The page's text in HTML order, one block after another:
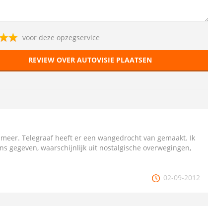
voor deze opzegservice
REVIEW OVER AUTOVISIE PLAATSEN
Telegraaf heeft er een wangedrocht van gemaakt. Ik
gegeven, waarschijnlijk uit nostalgische overwegingen,
02-09-2012